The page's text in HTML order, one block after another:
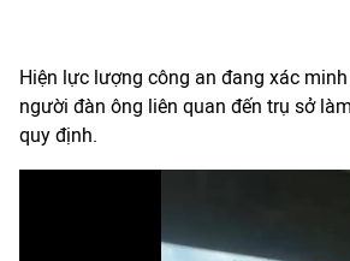
Hiện lực lượng công an đang xác
người đàn ông liên quan đến trụ sở
quy định.